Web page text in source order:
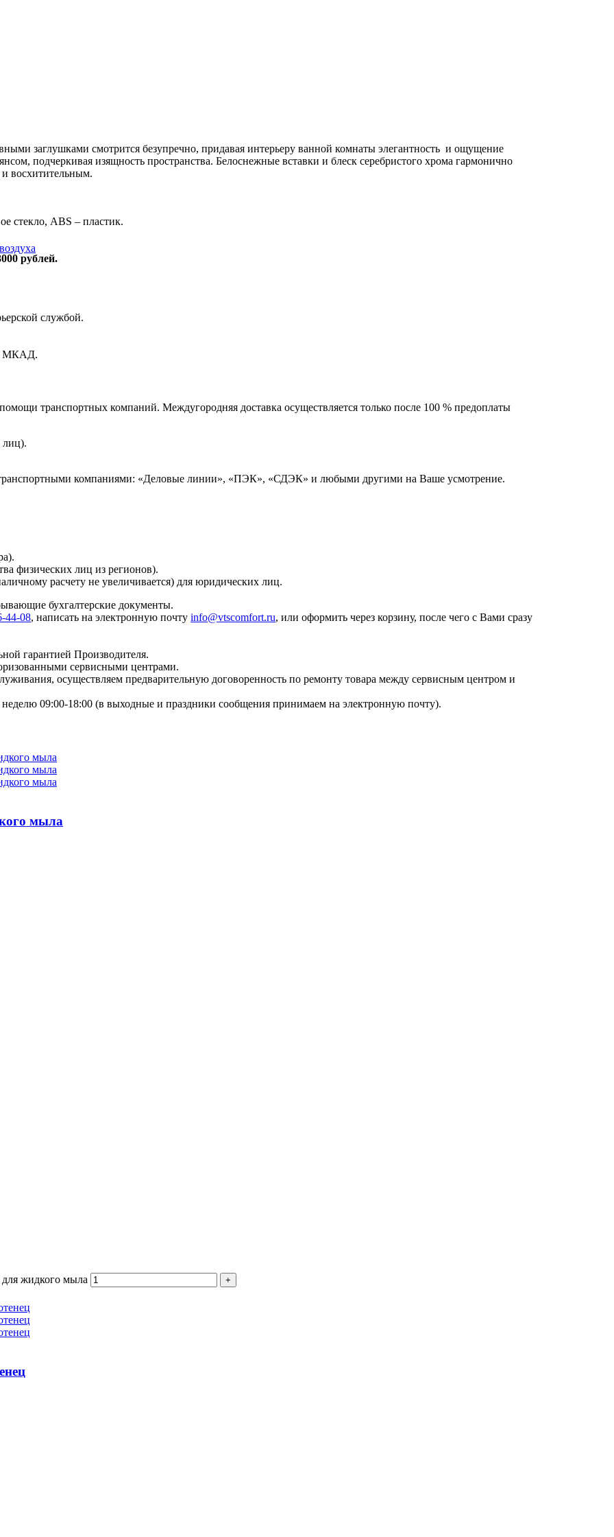
заглушками смотрится безупречно, придавая интерьеру ванной комнаты элегантность и ощущение
подчеркивая изящность пространства. Белоснежные вставки и блеск серебристого хрома гармонично
восхитительным.
стекло, ABS – пластик.
рублей.
службой.
МКАД.
транспортных компаний. Междугородняя доставка осуществляется только после 100 % предоплаты
лиц).
компаниями: «Деловые линии», «ПЭК», «СДЭК» и любыми другими на Ваше усмотрение.
физических лиц из регионов).
расчету не увеличивается) для юридических лиц.
бухгалтерские документы.
44-08, написать на электронную почту info@vtscomfort.ru, или оформить через корзину, после чего с Вами сразу
гарантией Производителя.
сервисными центрами.
осуществляем предварительную договоренность по ремонту товара между сервисным центром и
09:00-18:00 (в выходные и праздники сообщения принимаем на электронную почту).
мыла
жидкого мыла